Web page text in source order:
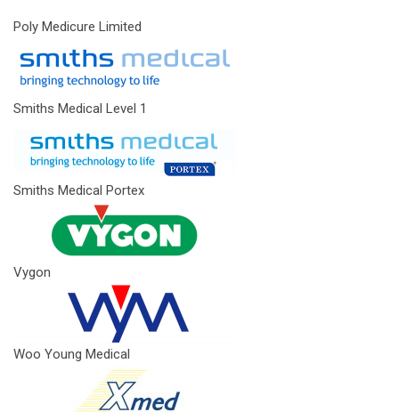
Poly Medicure Limited
Smiths Medical Level 1
Smiths Medical Portex
Vygon
Woo Young Medical